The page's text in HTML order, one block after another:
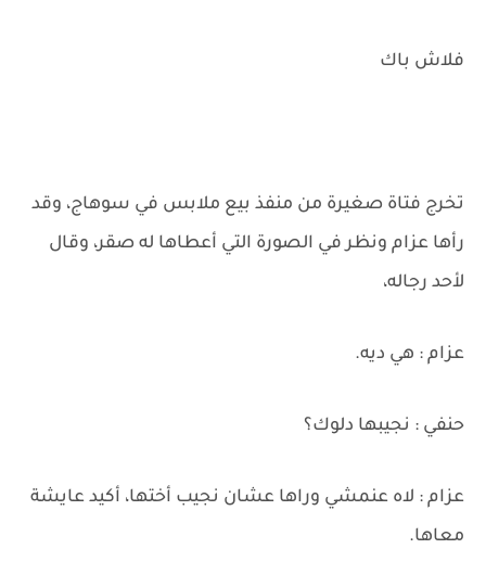
فلاش باك
تخرج فتاة صغيرة من منفذ بيع ملابس في سوهاج، وقد
رأها عزام ونظر في الصورة التي أعطاها له صقر، وقال
لأحد رجاله،
عزام : هي ديه.
حنفي : نجيبها دلوك؟
عزام : لاه عنمشي وراها عشان نجيب أختها، أكيد عايشة
معاها.